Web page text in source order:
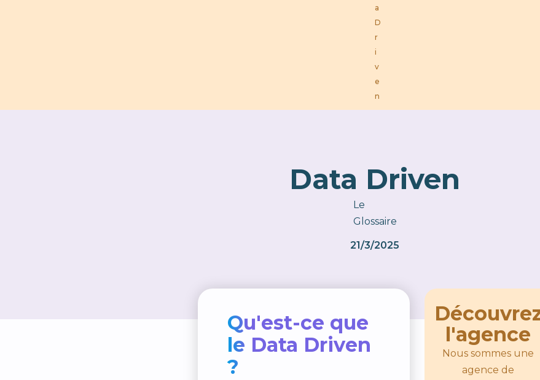
a
D
r
i
v
e
n
Data Driven
Le
Glossaire
21/3/2025
Qu'est-ce que
le Data Driven
?
l'agence
Nous sommes une
agence de